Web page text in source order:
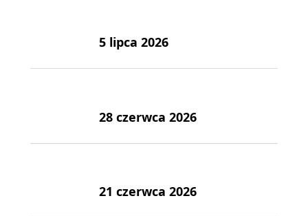
5 lipca 2026
28 czerwca 2026
21 czerwca 2026